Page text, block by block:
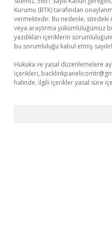
Kurumu (BTK) tarafından
vermektedir. Bu nedenle,
veya araştırma yükümlülüğümüz
yazdıkları içeriklerin
bu sorumluluğu kabul etmiş
Hukuka ve yasal düzenlemelere
içerikleri,
halinde, ilgili içerikler yasal süre